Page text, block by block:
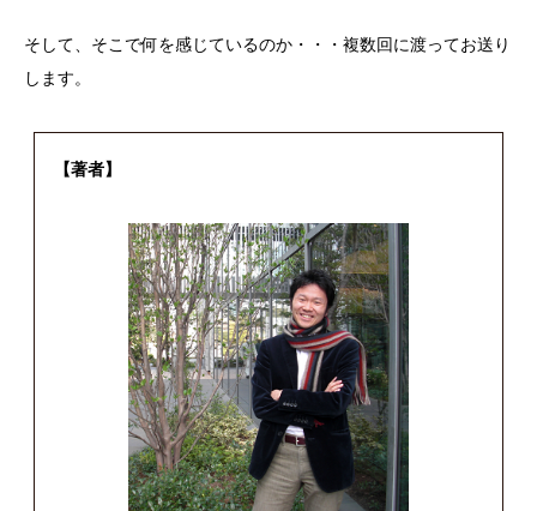
そして、そこで何を感じているのか・・・複数回に渡ってお送り
します。
【著者】